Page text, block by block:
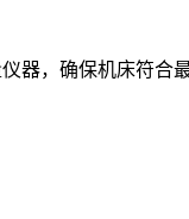
器，确保机床符合